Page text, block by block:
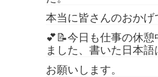
本当に皆さんのおかげ
💕📝今日も仕事の休
ました、書いた日本語
お願いします。